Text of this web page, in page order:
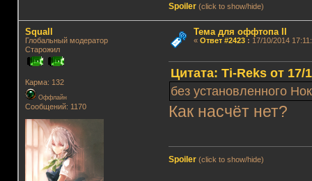
Spoiler (click to show/hide)
Squall
Глобальный модератор
Старожил
Карма: 132
Оффлайн
Сообщений: 1170
Тема для оффтопа II
« Ответ #2423: 17/10/2014
Цитата: Ti-Reks от 17/
без установленного
Как насчёт нет?
Spoiler (click to show/hide)